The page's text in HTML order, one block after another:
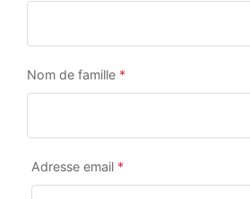
Nom de famille *
Adresse email *